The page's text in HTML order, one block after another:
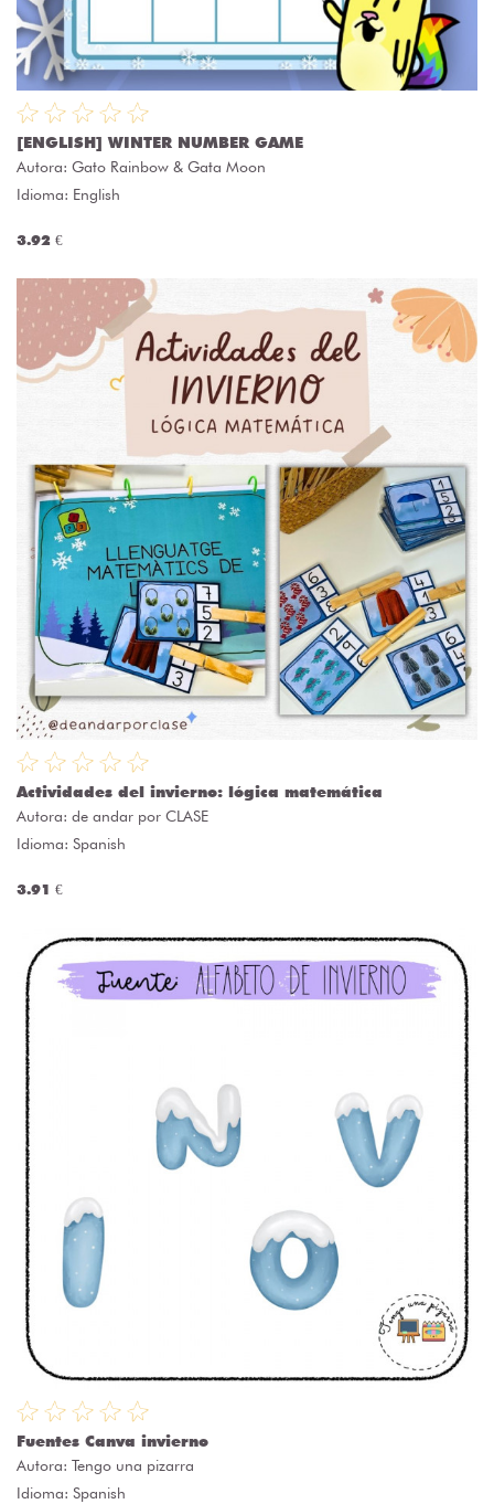
[ENGLISH] WINTER NUMBER GAME
Autora: Gato Rainbow & Gata Moon
Idioma: English
3.92 €
Actividades del invierno: lógica matemática
Autora: de andar por CLASE
Idioma: Spanish
3.91 €
Fuentes Canva invierno
Autora: Tengo una pizarra
Idioma: Spanish